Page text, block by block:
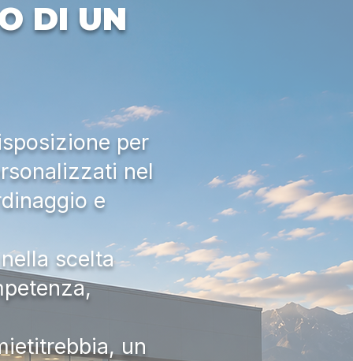
DI UN
per
nel
e
scelta
un